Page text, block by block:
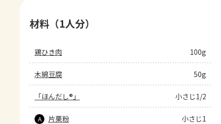
材料（1人分）
鶏ひき肉 100g
木綿豆腐 50g
「ほんだし®」 小さじ1/2
A 片栗粉 小さじ1